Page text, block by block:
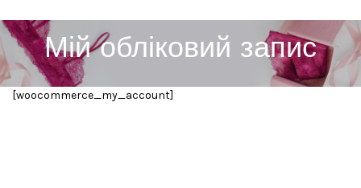
Мій обліковий запис
[woocommerce_my_account]